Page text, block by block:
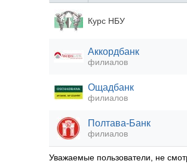
Курс НБУ
Аккордбанк
филиалов
Ощадбанк
филиалов
Полтава-Банк
филиалов
Уважаемые пользователи, не